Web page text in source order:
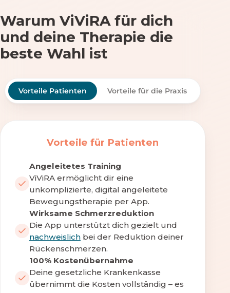
Warum ViViRA für dich
und deine Therapie die
beste Wahl ist
Vorteile Patienten Vorteile für die Praxis
Vorteile für Patienten
Angeleitetes Training
ViViRA ermöglicht dir eine
unkomplizierte, digital angeleitete
Bewegungstherapie per App.
Wirksame Schmerzreduktion
Die App unterstützt dich gezielt und
nachweislich bei der Reduktion deiner
Rückenschmerzen.
100% Kostenübernahme
Deine gesetzliche Krankenkasse
übernimmt die Kosten vollständig – es